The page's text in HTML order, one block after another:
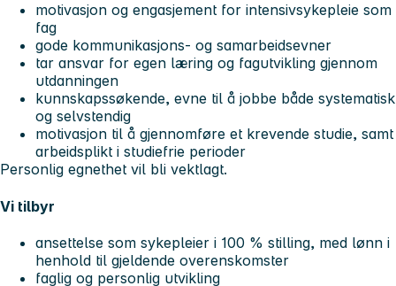
motivasjon og engasjement for intensivsykepleie som
fag
gode kommunikasjons- og samarbeidsevner
tar ansvar for egen læring og fagutvikling gjennom
utdanningen
kunnskapssøkende, evne til å jobbe både systematisk
og selvstendig
motivasjon til å gjennomføre et krevende studie, samt
arbeidsplikt i studiefrie perioder
Personlig egnethet vil bli vektlagt.
Vi tilbyr
ansettelse som sykepleier i 100 % stilling, med lønn i
henhold til gjeldende overenskomster
faglig og personlig utvikling